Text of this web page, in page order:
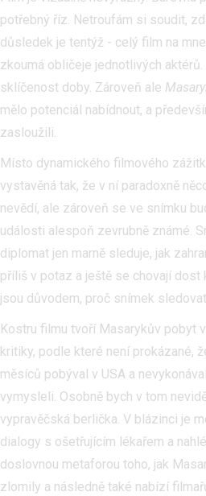
potřebný říz. Netroufám si soudit,
důsledek je tentýž - celý film na
zkoumá obličeje jednotlivých
sklíčenost doby. Zároveň ale
mělo potenciál nabídnout, a
zasloužili.
Místo dynamického filmového
vystavěná tak, že v ní paradoxně
nevědí, ale zároveň se ve snímku
události alespoň zevrubně známé.
diplomat jen marně sleduje, jak
příliš v potaz a ještě se chovají dost
jsou důvodem, proč snímek
Kostru filmu tvoří Masarykův pobyt
kritiky, podle které není prokázané,
měsíců pobýval v USA a
vymysleli. Osobně bych v tom
vypravěčská berlička. V blázinci je
dialogy s ošetřujícím lékařem a
doslovnou metaforou toho, jak
zlomily a následně také nabízí